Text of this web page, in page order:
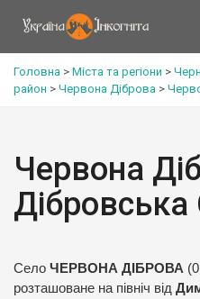
Головна > Міста та регіони >
район > Червона Діброва >
Червона
Дібровська
Село ЧЕРВОНА ДІБРОВА
розташоване на північ від